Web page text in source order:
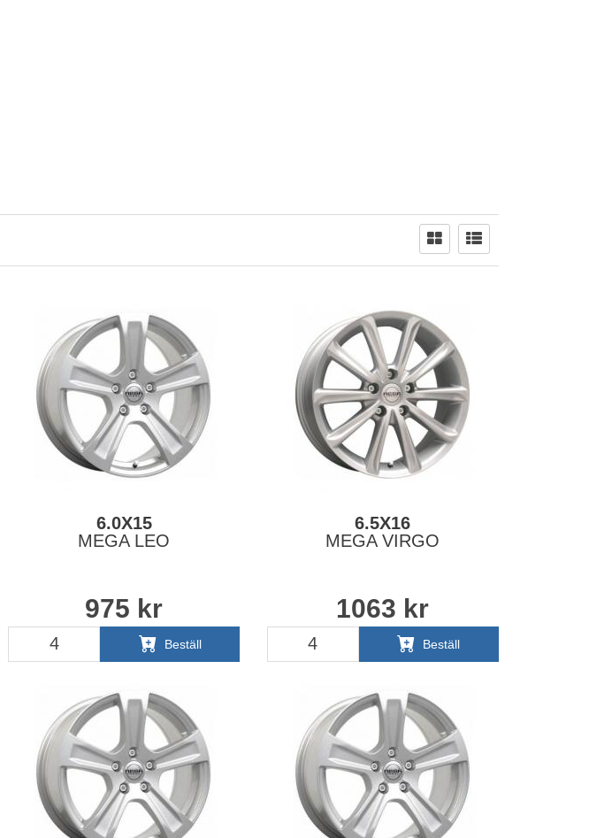
6.0X15
MEGA LEO
975 kr
Beställ
6.5X16
MEGA VIRGO
1063 kr
Beställ